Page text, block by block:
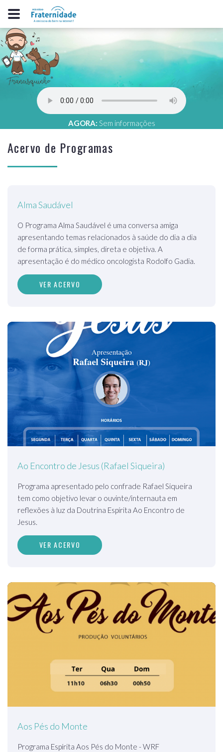
AGORA: Sem informações
Acervo de Programas
Alma Saudável
O Programa Alma Saudável é uma conversa amiga
apresentando temas relacionados à saúde do dia a dia
de forma prática, simples, direta e objetiva. A
apresentação é do médico oncologista Rodolfo Gadia.
VER ACERVO
Ao Encontro de Jesus (Rafael Siqueira)
Programa apresentado pelo confrade Rafael Siqueira
tem como objetivo levar o ouvinte/internauta em
reflexões à luz da Doutrina Espírita Ao Encontro de
Jesus.
VER ACERVO
Aos Pés do Monte
Programa Espírita Aos Pés do Monte - WRF